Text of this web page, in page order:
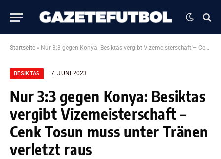
Startseite » Nur 3:3 gegen Konya: Besiktas vergibt Vizemeisterschaft – Cenk Tosun muss unter Tränen verletzt raus
BESIKTAS 7. JUNI 2023
Nur 3:3 gegen Konya: Besiktas
vergibt Vizemeisterschaft –
Cenk Tosun muss unter Tränen
verletzt raus